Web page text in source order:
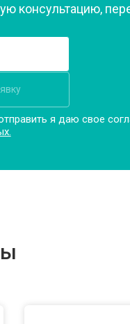
консультацию,
я даю свое